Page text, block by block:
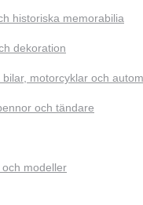
historiska memorabilia
dekoration
bilar, motorcyklar och
och tändare
modeller